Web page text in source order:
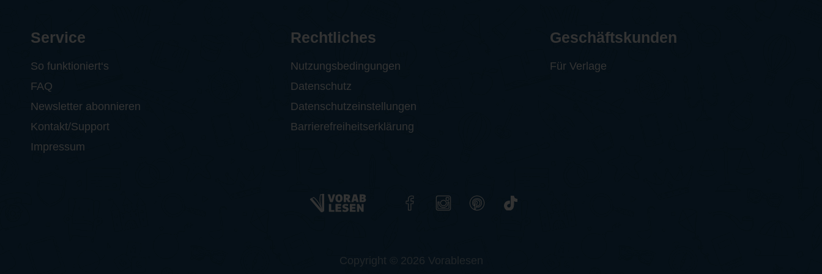
Service
So funktioniert‘s
FAQ
Newsletter abonnieren
Kontakt/Support
Impressum
Rechtliches
Nutzungsbedingungen
Datenschutz
Datenschutzeinstellungen
Barrierefreiheitserklärung
Geschäftskunden
Für Verlage
Copyright © 2026 Vorablesen